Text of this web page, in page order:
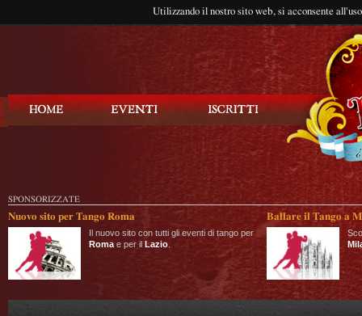
Utilizzando il nostro sito web, si acconsente
SPONSORIZZATE
Nuovo sito per Tango Roma
Il nuovo sito con tutti gli eventi di tango per
Roma e per il Lazio
Ballare il Tango a